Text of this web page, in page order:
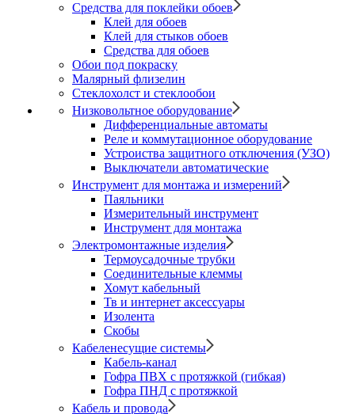
Средства для поклейки обоев
Клей для обоев
Клей для стыков обоев
Средства для обоев
Обои под покраску
Малярный флизелин
Стеклохолст и стеклообои
Низковольтное оборудование
Дифференциальные автоматы
Реле и коммутационное оборудование
Устроиства защитного отключения (УЗО)
Выключатели автоматические
Инструмент для монтажа и измерений
Паяльники
Измерительный инструмент
Инструмент для монтажа
Электромонтажные изделия
Термоусадочные трубки
Соединительные клеммы
Хомут кабельный
Тв и интернет аксессуары
Изолента
Скобы
Кабеленесущие системы
Кабель-канал
Гофра ПВХ с протяжкой (гибкая)
Гофра ПНД с протяжкой
Кабель и провода